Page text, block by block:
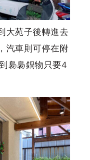
大苑子後轉進去
汽車則可停在附
裊裊鍋物只要4